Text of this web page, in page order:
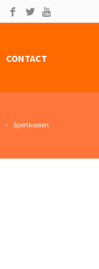
CONTACT
Sportkooien